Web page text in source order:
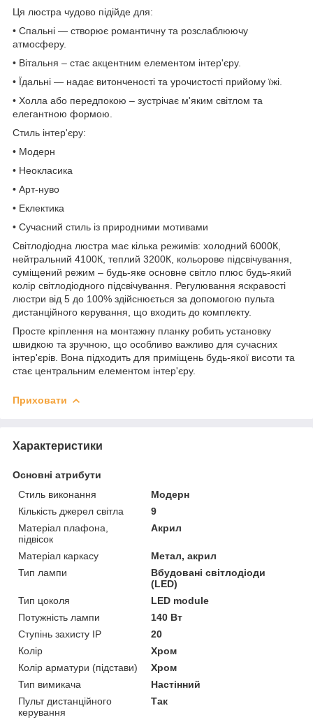
Ця люстра чудово підійде для:
• Спальні — створює романтичну та розслаблюючу
атмосферу.
• Вітальня – стає акцентним елементом інтер'єру.
• Їдальні — надає витонченості та урочистості прийому їжі.
• Холла або передпокою – зустрічає м'яким світлом та
елегантною формою.
Стиль інтер'єру:
• Модерн
• Неокласика
• Арт-нуво
• Еклектика
• Сучасний стиль із природними мотивами
Світлодіодна люстра має кілька режимів: холодний 6000К,
нейтральний 4100К, теплий 3200К, кольорове підсвічування,
суміщений режим – будь-яке основне світло плюс будь-який
колір світлодіодного підсвічування. Регулювання яскравості
люстри від 5 до 100% здійснюється за допомогою пульта
дистанційного керування, що входить до комплекту.
Просте кріплення на монтажну планку робить установку
швидкою та зручною, що особливо важливо для сучасних
інтер'єрів. Вона підходить для приміщень будь-якої висоти та
стає центральним елементом інтер'єру.
Приховати
Характеристики
Основні атрибути
Стиль виконання
Модерн
Кількість джерел світла
9
Матеріал плафона,
підвісок
Акрил
Матеріал каркасу
Метал, акрил
Тип лампи
Вбудовані світлодіоди
(LED)
Тип цоколя
LED module
Потужність лампи
140 Вт
Ступінь захисту IP
20
Колір
Хром
Колір арматури (підстави)
Хром
Тип вимикача
Настінний
Пульт дистанційного
керування
Так